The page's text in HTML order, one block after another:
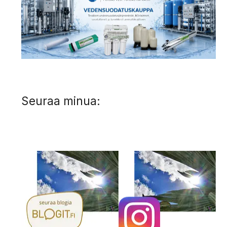
Seuraa minua: